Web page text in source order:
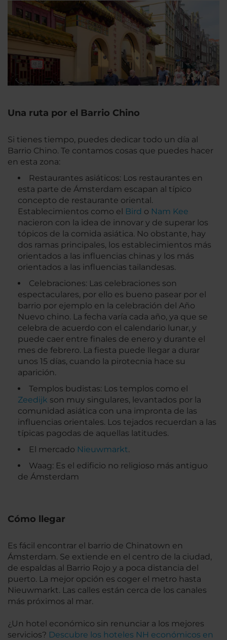
Una ruta por el Barrio Chino
Si tienes tiempo, puedes dedicar todo un día al
Barrio Chino. Te contamos cosas que puedes hacer
en esta zona:
Restaurantes asiáticos: Los restaurantes en
esta parte de Ámsterdam escapan al típico
concepto de restaurante oriental.
Establecimientos como el Bird o Nam Kee
nacieron con la idea de innovar y de superar los
tópicos de la comida asiática. No obstante, hay
dos ramas principales, los establecimientos más
orientados a las influencias chinas y los más
orientados a las influencias tailandesas.
Celebraciones: Las celebraciones son
espectaculares, por ello es bueno pasear por el
barrio por ejemplo en la celebración del Año
Nuevo chino. La fecha varía cada año, ya que se
celebra de acuerdo con el calendario lunar, y
puede caer entre finales de enero y durante el
mes de febrero. La fiesta puede llegar a durar
unos 15 días, cuando la pirotecnia hace su
aparición.
Templos budistas: Los templos como el
Zeedijk son muy singulares, levantados por la
comunidad asiática con una impronta de las
influencias orientales. Los tejados recuerdan a las
típicas pagodas de aquellas latitudes.
El mercado Nieuwmarkt.
Waag: Es el edificio no religioso más antiguo
de Ámsterdam
Cómo llegar
Es fácil encontrar el barrio de Chinatown en
Ámsterdam. Se extiende en el centro de la ciudad,
de espaldas al Barrio Rojo y a poca distancia del
puerto. La mejor opción es coger el metro hasta
Nieuwmarkt. Las calles están cerca de los canales
más próximos al mar.
¿Un hotel económico sin renunciar a los mejores
servicios? Descubre los hoteles NH económicos en